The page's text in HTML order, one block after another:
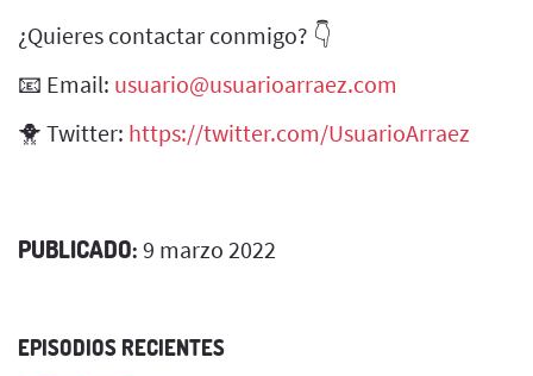
¿Quieres contactar conmigo? 👇
📧 Email: usuario@usuarioarraez.com
🐥 Twitter: https://twitter.com/UsuarioArraez
PUBLICADO: 9 marzo 2022
EPISODIOS RECIENTES